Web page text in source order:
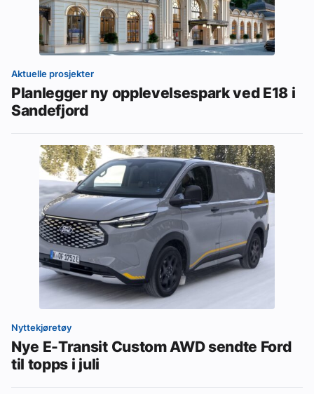
Aktuelle prosjekter
Planlegger ny opplevelsespark ved E18 i
Sandefjord
Nyttekjøretøy
Nye E-Transit Custom AWD sendte Ford
til topps i juli